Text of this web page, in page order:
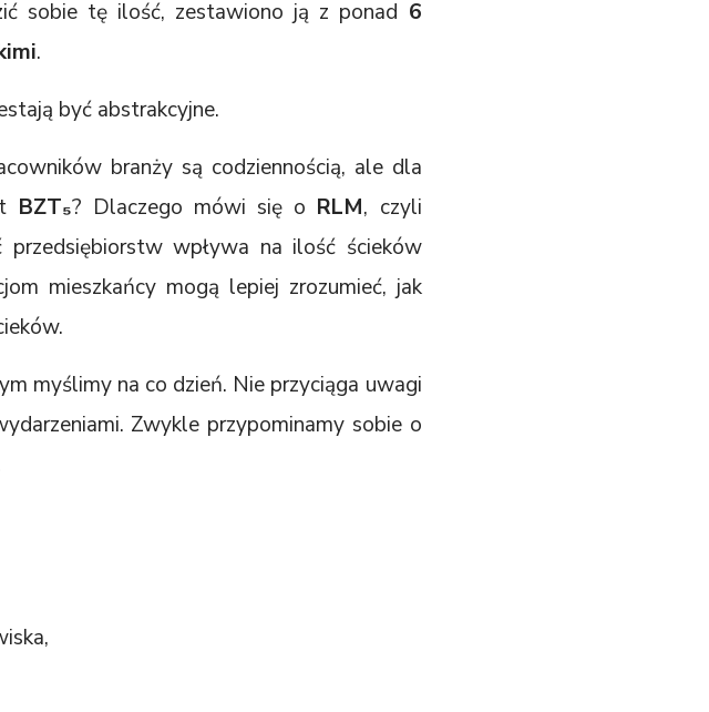
sobie tę ilość, zestawiono ją z ponad 6
.
być abstrakcyjne.
branży są codziennością, ale dla
BZT₅? Dlaczego mówi się o RLM, czyli
przedsiębiorstw wpływa na ilość ścieków
mieszkańcy mogą lepiej zrozumieć, jak
myślimy na co dzień. Nie przyciąga uwagi
Zwykle przypominamy sobie o